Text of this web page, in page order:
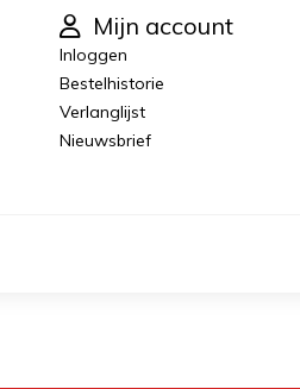
Mijn account
Inloggen
Bestelhistorie
Verlanglijst
Nieuwsbrief